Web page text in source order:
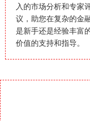
入的市场分析和专家
议，助您在复杂的金
是新手还是经验丰富
价值的支持和指导。